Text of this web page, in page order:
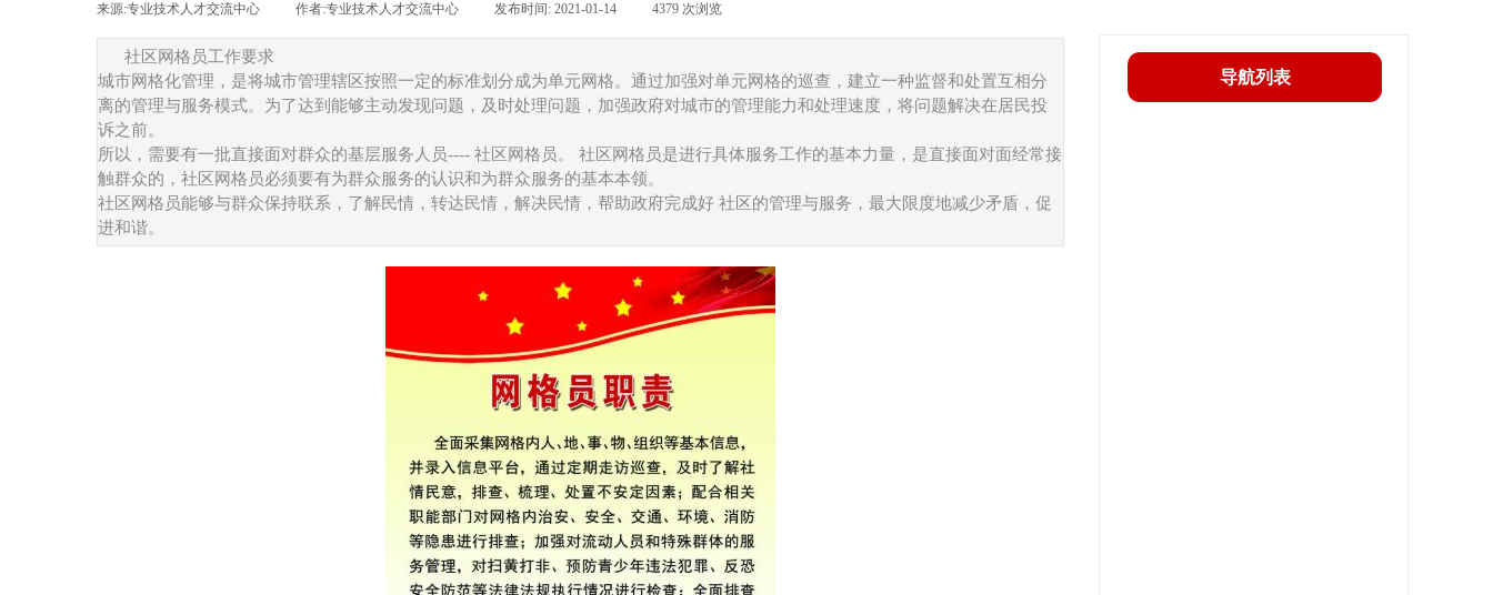
来源:专业技术人才交流中心 作者:专业技术人才交流中心 发布时间: 2021-01-14 4379 次浏览
社区网格员工作要求
城市网格化管理，是将城市管理辖区按照一定的标准划分成为单元网格。通过加强对单元网格的巡查，建立一种监督和处置互相分
离的管理与服务模式。为了达到能够主动发现问题，及时处理问题，加强政府对城市的管理能力和处理速度，将问题解决在居民投
诉之前。
所以，需要有一批直接面对群众的基层服务人员---- 社区网格员。 社区网格员是进行具体服务工作的基本力量，是直接面对面经常接
触群众的，社区网格员必须要有为群众服务的认识和为群众服务的基本本领。
社区网格员能够与群众保持联系，了解民情，转达民情，解决民情，帮助政府完成好 社区的管理与服务，最大限度地减少矛盾，促
进和谐。
导航列表